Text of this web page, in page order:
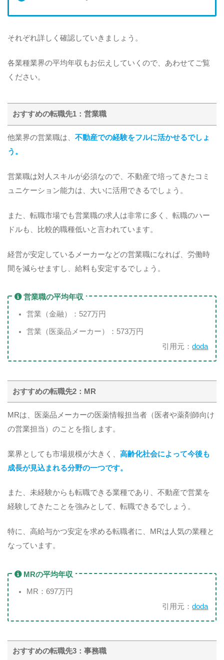
それぞれ詳しく確認していきましょう。
各業種業界の平均年収もお伝えしていくので、あわせてご覧
ください。
おすすめの転職先1：営業職
他業界の営業職は、 不動産での経験をフルに活かせるでしょ
う。
営業職は対人スキルが必須なので、不動産で培ってきたコミ
ュニケーション能力は、大いに活用できるでしょう。
また、転職市場でも営業職の求人は非常に多く、転職のハー
ドルも、比較的職種低いと言われています。
経営が安定しているメーカーなどの営業職になれば、労働時
間を減らせますし、給料も安定するでしょう。
営業職の平均年収
営業（金融）：527万円
営業（医薬品メーカー）：573万円
引用元：doda
おすすめの転職先2：MR
MRは、医薬品メーカーの医薬情報担当者（医者や薬剤師向け
の営業担当）のことを指します。
業界としても市場規模が大きく、 高齢化社会によって今後も
成長が見込まれる分野の一つです。
また、未経験からも転職できる業種であり、不動産で営業を
経験してきたことを強みとして、転職できるでしょう。
特に、高給与かつ安定を求める転職者に、MRは人気の業種と
なっています。
MRの平均年収
MR：697万円
引用元：doda
おすすめの転職先3：事務職